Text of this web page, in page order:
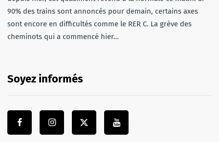
90% des trains sont annoncés pour demain, certains axes
sont encore en difficultés comme le RER C. La grève des
cheminots qui a commencé hier…
Soyez informés